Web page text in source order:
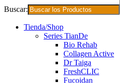
Buscar:
Tienda/Shop
Series TianDe
Bio Rehab
Collagen Active
Dr Taiga
FreshCLIC
Fucoidan